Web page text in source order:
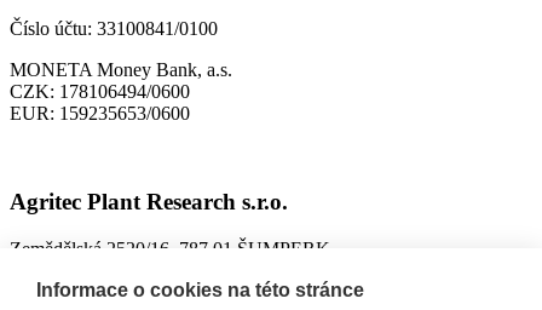
Číslo účtu: 33100841/0100
MONETA Money Bank, a.s.
CZK: 178106494/0600
EUR: 159235653/0600
Agritec Plant Research s.r.o.
Zemědělská 2520/16, 787 01 ŠUMPERK
IČO:26784246
Informace o cookies na této stránce